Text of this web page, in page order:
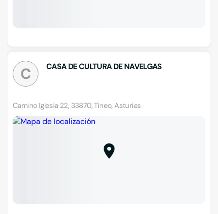
C CASA DE CULTURA DE NAVELGAS
Camino Iglesia 22, 33870, Tineo, Asturias